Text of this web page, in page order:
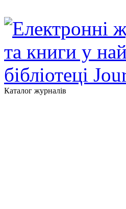
Каталог журналів